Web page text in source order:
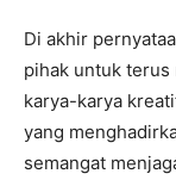
Di akhir
pihak untuk terus
karya-karya
yang
semangat